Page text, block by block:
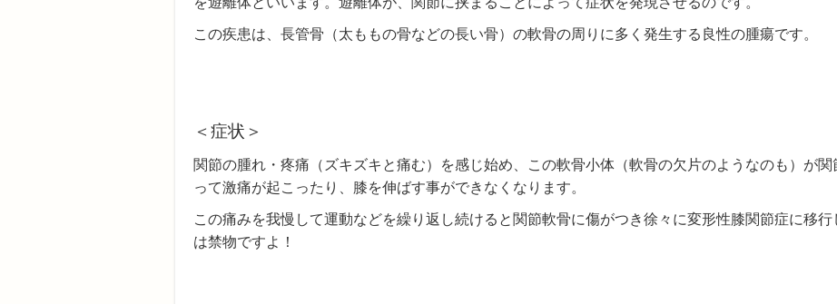
この疾患は、長管骨（太ももの骨などの長い骨）の軟骨の周りに多く発生する良性の腫瘍です。
＜症状＞
関節の腫れ・疼痛（ズキズキと痛む）を感じ始め、この軟骨小体（軟骨の欠片のようなのも）が
って激痛が起こったり、膝を伸ばす事ができなくなります。
この痛みを我慢して運動などを繰り返し続けると関節軟骨に傷がつき徐々に変形性膝関節症に移
は禁物ですよ！